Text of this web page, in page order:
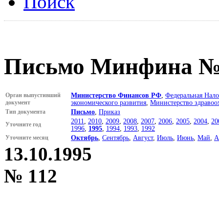
Письмо Минфина №
Орган выпустивший
документ
Министерство Финансов РФ Федеральная
экономического развития Министерство
Тип документа Письмо Приказ
Уточните год 2011 2010 2009 2008 2007 2006 2005 2004
1996 1995 1994 1993 1992
Уточните месяц Октябрь Сентябрь Август, Июль Июнь Май
13.10.1995
№ 112